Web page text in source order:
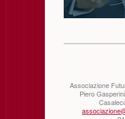
Associazione
Piero